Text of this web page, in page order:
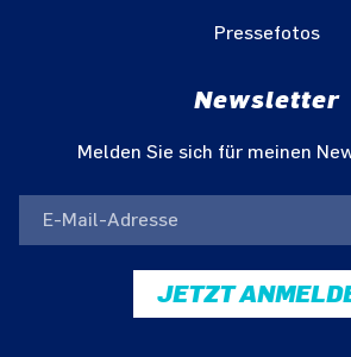
Pressefotos
Newsletter
Melden Sie sich für meinen
JETZT